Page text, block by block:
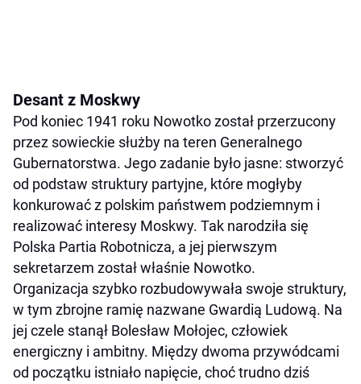
Desant z Moskwy
Pod koniec 1941 roku Nowotko został przerzucony
przez sowieckie służby na teren Generalnego
Gubernatorstwa. Jego zadanie było jasne: stworzyć
od podstaw struktury partyjne, które mogłyby
konkurować z polskim państwem podziemnym i
realizować interesy Moskwy. Tak narodziła się
Polska Partia Robotnicza, a jej pierwszym
sekretarzem został właśnie Nowotko.
Organizacja szybko rozbudowywała swoje struktury,
w tym zbrojne ramię nazwane Gwardią Ludową. Na
jej czele stanął Bolesław Mołojec, człowiek
energiczny i ambitny. Między dwoma przywódcami
od początku istniało napięcie, choć trudno dziś